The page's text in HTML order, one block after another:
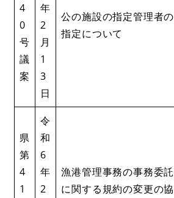
4
0
号
議
案
年
2
月
1
3
日
公の施設の指定管理者の
指定について
県
第
4
1
令
和
6
年
2
漁港管理事務の事務委託
に関する規約の変更の協